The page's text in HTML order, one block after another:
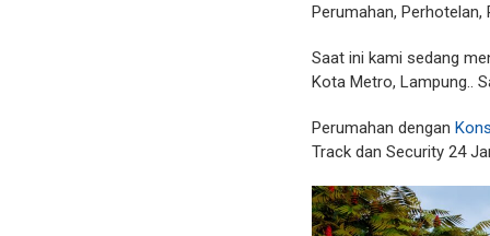
Perumahan,
Saat ini kami sedang
Kota Metro, Lampung..
Perumahan dengan
Track dan Security 24